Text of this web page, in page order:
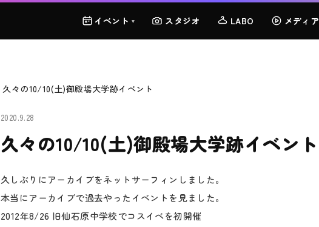
イベント ▾ スタジオ LABO メディア
久々の10/10(土)御殿場大学跡イベント
2020.9.28
久々の10/10(土)御殿場大学跡イベント
久しぶりにアーカイブをネットサーフィンしました。
本当にアーカイブで過去やったイベントを見ました。
2012年8/26 旧仙石原中学校でコスイベを初開催